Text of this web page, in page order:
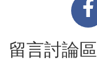
留言討論區